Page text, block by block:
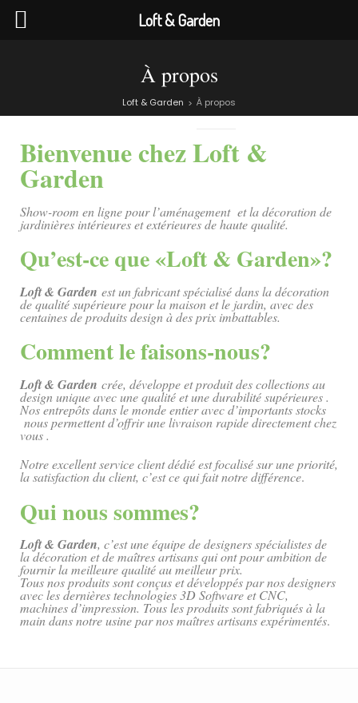
À propos
Loft & Garden > À propos
Bienvenue chez Loft &
Garden
Show-room en ligne pour l’aménagement et la décoration de
jardinières intérieures et extérieures de haute qualité.
Qu’est-ce que «Loft & Garden»?
Loft & Garden est un fabricant spécialisé dans la décoration
de qualité supérieure pour la maison et le jardin, avec des
centaines de produits design à des prix imbattables.
Comment le faisons-nous?
Loft & Garden crée, développe et produit des collections au
design unique avec une qualité et une durabilité supérieures .
Nos entrepôts dans le monde entier avec d’importants stocks
nous permettent d’offrir une livraison rapide directement chez
vous .
Notre excellent service client dédié est focalisé sur une priorité,
la satisfaction du client, c’est ce qui fait notre différence.
Qui nous sommes?
Loft & Garden, c’est une équipe de designers spécialistes de
la décoration et de maîtres artisans qui ont pour ambition de
fournir la meilleure qualité au meilleur prix.
Tous nos produits sont conçus et développés par nos designers
avec les dernières technologies 3D Software et CNC,
machines d’impression. Tous les produits sont fabriqués à la
main dans notre usine par nos maîtres artisans expérimentés.
Loft & Garden